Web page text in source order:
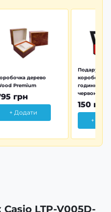
дерево
Premium
грн
+ Додати
коробочка
годинника
червона
150 грн
+
LTP-V005D-